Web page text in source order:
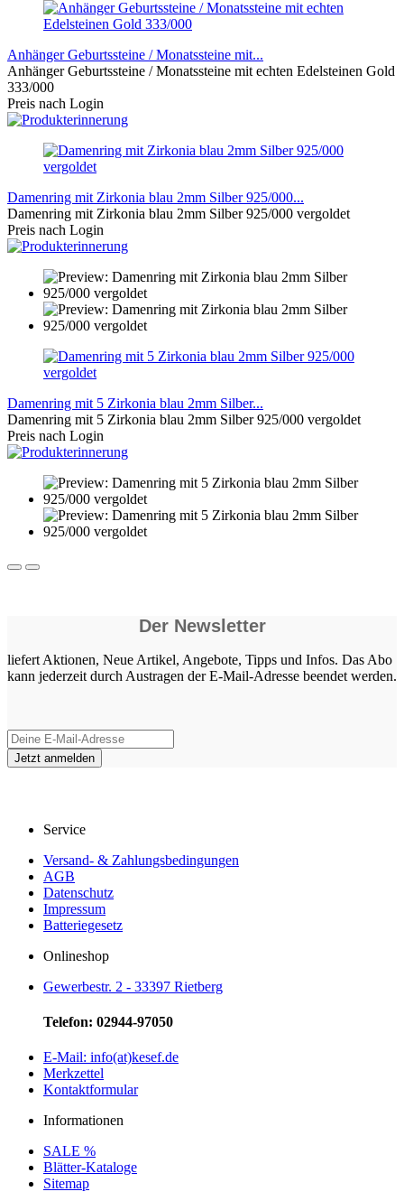
Anhänger Geburtssteine / Monatssteine mit...
Anhänger Geburtssteine / Monatssteine mit echten Edelsteinen Gold
333/000
Preis nach Login
Damenring mit Zirkonia blau 2mm Silber 925/000...
Damenring mit Zirkonia blau 2mm Silber 925/000 vergoldet
Preis nach Login
Damenring mit 5 Zirkonia blau 2mm Silber...
Damenring mit 5 Zirkonia blau 2mm Silber 925/000 vergoldet
Preis nach Login
Der Newsletter
liefert Aktionen, Neue Artikel, Angebote, Tipps und Infos. Das Abo
kann jederzeit durch Austragen der E-Mail-Adresse beendet werden.
Service
Versand- & Zahlungsbedingungen
AGB
Datenschutz
Impressum
Batteriegesetz
Onlineshop
Gewerbestr. 2 - 33397 Rietberg
Telefon: 02944-97050
E-Mail: info(at)kesef.de
Merkzettel
Kontaktformular
Informationen
SALE %
Blätter-Kataloge
Sitemap